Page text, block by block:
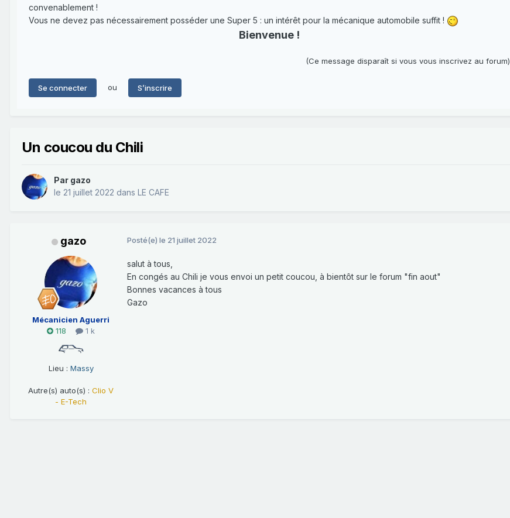
convenablement !
Vous ne devez pas nécessairement posséder une Super 5 : un intérêt pour la mécanique automobile suffit !
Bienvenue !
(Ce message disparaît si vous vous inscrivez au forum)
Se connecter ou S’inscrire
Un coucou du Chili
Par gazo
le 21 juillet 2022 dans LE CAFE
gazo
Mécanicien Aguerri
118
1 k
Lieu : Massy
Autre(s) auto(s) : Clio V
- E-Tech
Posté(e) le 21 juillet 2022
salut à tous,
En congés au Chili je vous envoi un petit coucou, à bientôt sur le forum "fin aout"
Bonnes vacances à tous
Gazo